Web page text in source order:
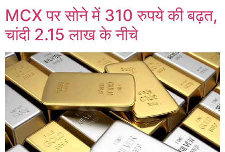
MCX पर सोने में 310 रुपये की बढ़त,
चांदी 2.15 लाख के नीचे